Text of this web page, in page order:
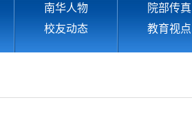
南华人物 院部传真
校友动态 教育视点